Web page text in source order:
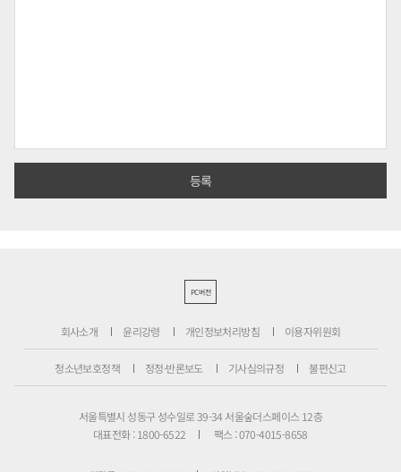
PC버전
회사소개 윤리강령 개인정보처리방침 이용자위원회
청소년보호정책 정정·반론보도 기사심의규정 불편신고
서울특별시 성동구 성수일로 39-34 서울숲더스페이스 12층
대표전화 : 1800-6522
팩스 : 070-4015-8658